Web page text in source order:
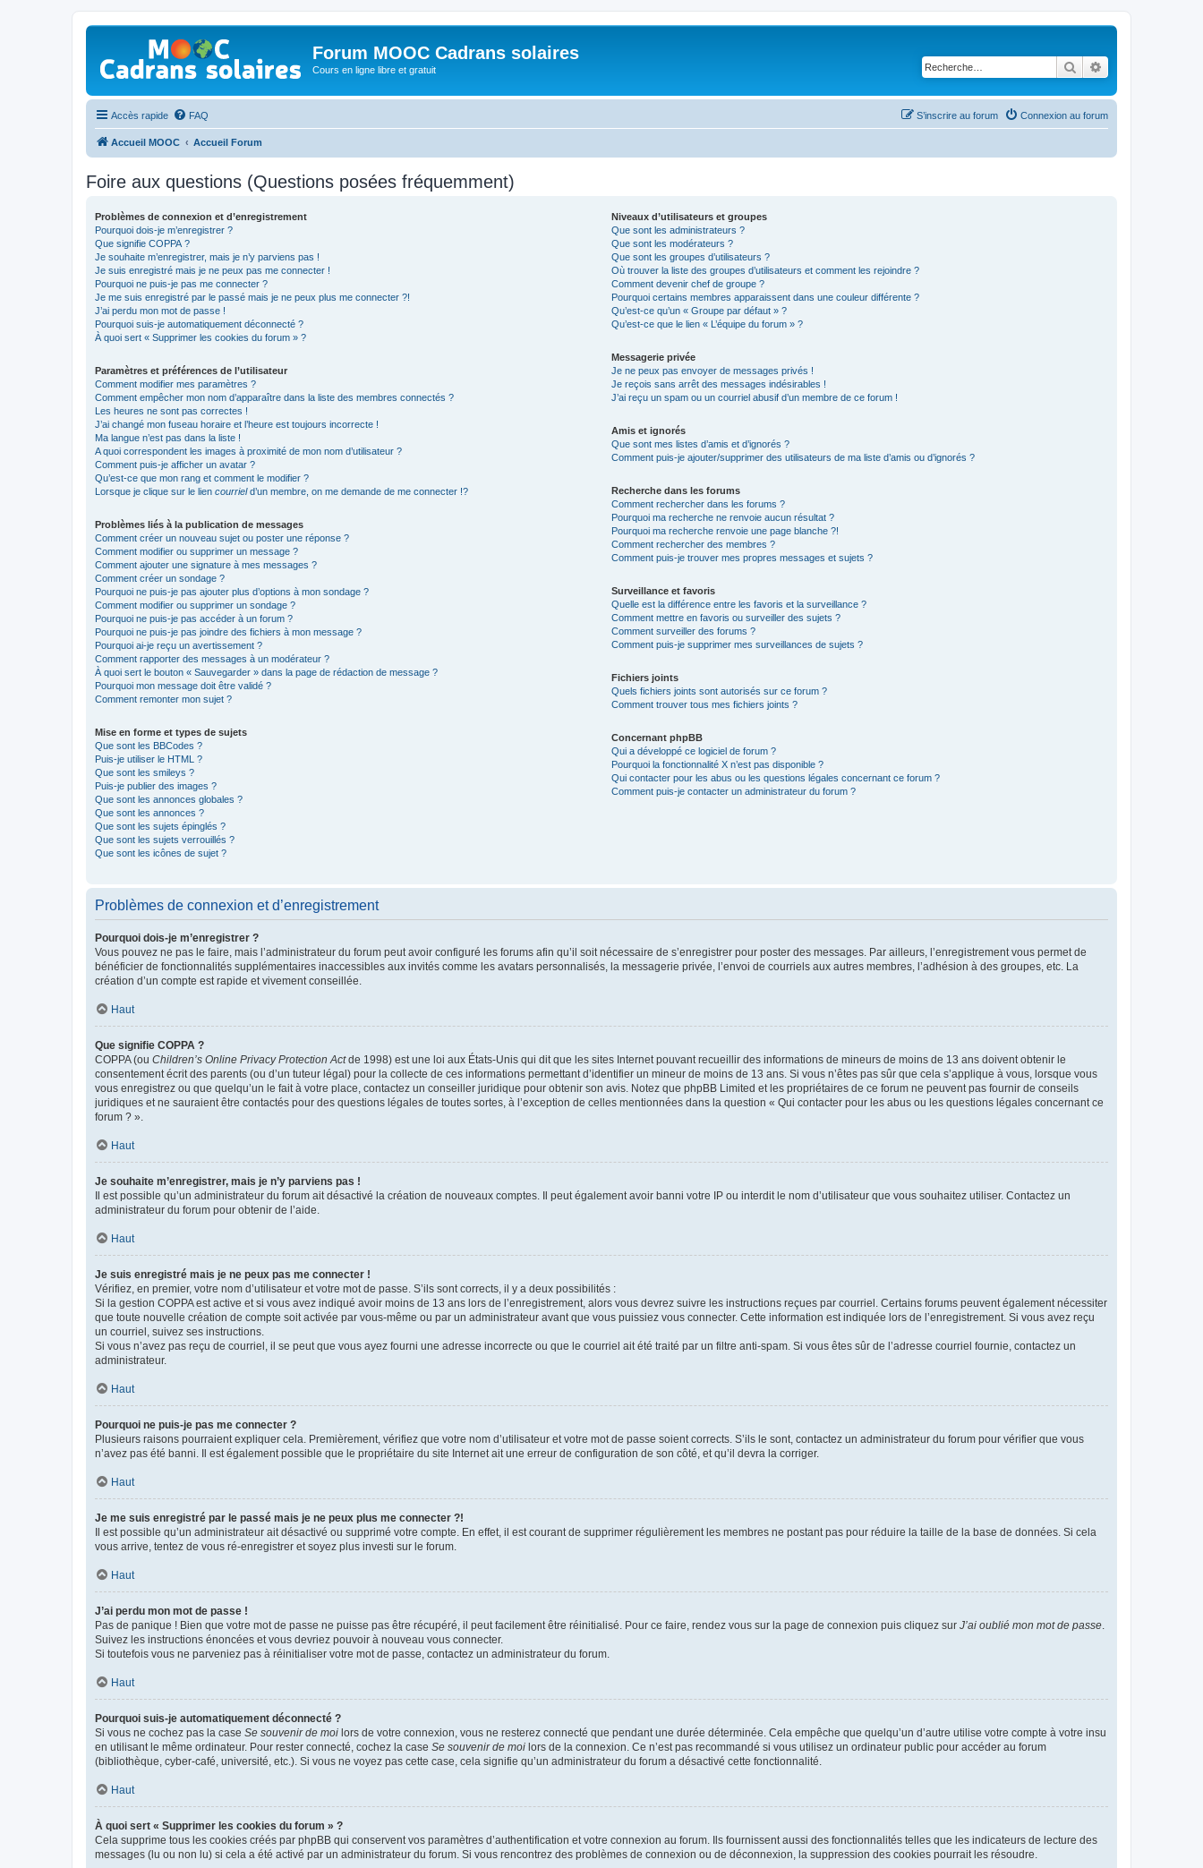
Forum MOOC Cadrans solaires
Cours en ligne libre et gratuit Rechercher
Accès rapide FAQ Connexion au forum
S’inscrire au forum
Accueil MOOC Accueil Forum
Foire aux questions (Questions posées fréquemment)
Problèmes de connexion et d’enregistrement
Pourquoi dois-je m’enregistrer ?
Que signifie COPPA ?
Je souhaite m’enregistrer, mais je n’y parviens pas !
Je suis enregistré mais je ne peux pas me connecter !
Pourquoi ne puis-je pas me connecter ?
Je me suis enregistré par le passé mais je ne peux plus me connecter ?!
J’ai perdu mon mot de passe !
Pourquoi suis-je automatiquement déconnecté ?
À quoi sert « Supprimer les cookies du forum » ?
Paramètres et préférences de l’utilisateur
Comment modifier mes paramètres ?
Comment empêcher mon nom d’apparaître dans la liste des membres connectés ?
Les heures ne sont pas correctes !
J’ai changé mon fuseau horaire et l’heure est toujours incorrecte !
Ma langue n’est pas dans la liste !
A quoi correspondent les images à proximité de mon nom d’utilisateur ?
Comment puis-je afficher un avatar ?
Qu’est-ce que mon rang et comment le modifier ?
Lorsque je clique sur le lien courrield’un membre, on me demande de me connecter !?
Problèmes liés à la publication de messages
Comment créer un nouveau sujet ou poster une réponse ?
Comment modifier ou supprimer un message ?
Comment ajouter une signature à mes messages ?
Comment créer un sondage ?
Pourquoi ne puis-je pas ajouter plus d’options à mon sondage ?
Comment modifier ou supprimer un sondage ?
Pourquoi ne puis-je pas accéder à un forum ?
Pourquoi ne puis-je pas joindre des fichiers à mon message ?
Pourquoi ai-je reçu un avertissement ?
Comment rapporter des messages à un modérateur ?
À quoi sert le bouton « Sauvegarder » dans la page de rédaction de message ?
Pourquoi mon message doit être validé ?
Comment remonter mon sujet ?
Mise en forme et types de sujets
Que sont les BBCodes ?
Puis-je utiliser le HTML ?
Que sont les smileys ?
Puis-je publier des images ?
Que sont les annonces globales ?
Que sont les annonces ?
Que sont les sujets épinglés ?
Que sont les sujets verrouillés ?
Que sont les icônes de sujet ?
Niveaux d’utilisateurs et groupes
Que sont les administrateurs ?
Que sont les modérateurs ?
Que sont les groupes d’utilisateurs ?
Où trouver la liste des groupes d’utilisateurs et comment les rejoindre ?
Comment devenir chef de groupe ?
Pourquoi certains membres apparaissent dans une couleur différente ?
Qu’est-ce qu’un « Groupe par défaut » ?
Qu’est-ce que le lien « L’équipe du forum » ?
Messagerie privée
Je ne peux pas envoyer de messages privés !
Je reçois sans arrêt des messages indésirables !
J’ai reçu un spam ou un courriel abusif d’un membre de ce forum !
Amis et ignorés
Que sont mes listes d’amis et d’ignorés ?
Comment puis-je ajouter/supprimer des utilisateurs de ma liste d’amis ou d’ignorés ?
Recherche dans les forums
Comment rechercher dans les forums ?
Pourquoi ma recherche ne renvoie aucun résultat ?
Pourquoi ma recherche renvoie une page blanche ?!
Comment rechercher des membres ?
Comment puis-je trouver mes propres messages et sujets ?
Surveillance et favoris
Quelle est la différence entre les favoris et la surveillance ?
Comment mettre en favoris ou surveiller des sujets ?
Comment surveiller des forums ?
Comment puis-je supprimer mes surveillances de sujets ?
Fichiers joints
Quels fichiers joints sont autorisés sur ce forum ?
Comment trouver tous mes fichiers joints ?
Concernant phpBB
Qui a développé ce logiciel de forum ?
Pourquoi la fonctionnalité X n’est pas disponible ?
Qui contacter pour les abus ou les questions légales concernant ce forum ?
Comment puis-je contacter un administrateur du forum ?
Problèmes de connexion et d’enregistrement
Pourquoi dois-je m’enregistrer ?
Vous pouvez ne pas le faire, mais l’administrateur du forum peut avoir configuré les forums afin qu’il soit nécessaire de s’enregistrer pour poster des messages. Par ailleurs, l’enregistrement vous permet de
bénéficier de fonctionnalités supplémentaires inaccessibles aux invités comme les avatars personnalisés, la messagerie privée, l’envoi de courriels aux autres membres, l’adhésion à des groupes, etc. La
création d’un compte est rapide et vivement conseillée.
Haut
Que signifie COPPA ?
COPPA (ou Children’s Online Privacy Protection Actde 1998) est une loi aux États-Unis qui dit que les sites Internet pouvant recueillir des informations de mineurs de moins de 13 ans doivent obtenir le
consentement écrit des parents (ou d’un tuteur légal) pour la collecte de ces informations permettant d’identifier un mineur de moins de 13 ans. Si vous n’êtes pas sûr que cela s’applique à vous, lorsque vous
vous enregistrez ou que quelqu’un le fait à votre place, contactez un conseiller juridique pour obtenir son avis. Notez que phpBB Limited et les propriétaires de ce forum ne peuvent pas fournir de conseils
juridiques et ne sauraient être contactés pour des questions légales de toutes sortes, à l’exception de celles mentionnées dans la question « Qui contacter pour les abus ou les questions légales concernant ce
forum ? ».
Haut
Je souhaite m’enregistrer, mais je n’y parviens pas !
Il est possible qu’un administrateur du forum ait désactivé la création de nouveaux comptes. Il peut également avoir banni votre IP ou interdit le nom d’utilisateur que vous souhaitez utiliser. Contactez un
administrateur du forum pour obtenir de l’aide.
Haut
Je suis enregistré mais je ne peux pas me connecter !
Vérifiez, en premier, votre nom d’utilisateur et votre mot de passe. S’ils sont corrects, il y a deux possibilités :
Si la gestion COPPA est active et si vous avez indiqué avoir moins de 13 ans lors de l’enregistrement, alors vous devrez suivre les instructions reçues par courriel. Certains forums peuvent également nécessiter
que toute nouvelle création de compte soit activée par vous-même ou par un administrateur avant que vous puissiez vous connecter. Cette information est indiquée lors de l’enregistrement. Si vous avez reçu
un courriel, suivez ses instructions.
Si vous n’avez pas reçu de courriel, il se peut que vous ayez fourni une adresse incorrecte ou que le courriel ait été traité par un filtre anti-spam. Si vous êtes sûr de l’adresse courriel fournie, contactez un
administrateur.
Haut
Pourquoi ne puis-je pas me connecter ?
Plusieurs raisons pourraient expliquer cela. Premièrement, vérifiez que votre nom d’utilisateur et votre mot de passe soient corrects. S’ils le sont, contactez un administrateur du forum pour vérifier que vous
n’avez pas été banni. Il est également possible que le propriétaire du site Internet ait une erreur de configuration de son côté, et qu’il devra la corriger.
Haut
Je me suis enregistré par le passé mais je ne peux plus me connecter ?!
Il est possible qu’un administrateur ait désactivé ou supprimé votre compte. En effet, il est courant de supprimer régulièrement les membres ne postant pas pour réduire la taille de la base de données. Si cela
vous arrive, tentez de vous ré-enregistrer et soyez plus investi sur le forum.
Haut
J’ai perdu mon mot de passe !
Pas de panique ! Bien que votre mot de passe ne puisse pas être récupéré, il peut facilement être réinitialisé. Pour ce faire, rendez vous sur la page de connexion puis cliquez sur J’ai oublié mon mot de passe
Suivez les instructions énoncées et vous devriez pouvoir à nouveau vous connecter.
Si toutefois vous ne parveniez pas à réinitialiser votre mot de passe, contactez un administrateur du forum.
Haut
Pourquoi suis-je automatiquement déconnecté ?
Si vous ne cochez pas la case Se souvenir de moi lors de votre connexion, vous ne resterez connecté que pendant une durée déterminée. Cela empêche que quelqu’un d’autre utilise votre compte à votre insu
en utilisant le même ordinateur. Pour rester connecté, cochez la case Se souvenir de moi lors de la connexion. Ce n’est pas recommandé si vous utilisez un ordinateur public pour accéder au forum
(bibliothèque, cyber-café, université, etc.). Si vous ne voyez pas cette case, cela signifie qu’un administrateur du forum a désactivé cette fonctionnalité.
Haut
À quoi sert « Supprimer les cookies du forum » ?
Cela supprime tous les cookies créés par phpBB qui conservent vos paramètres d’authentification et votre connexion au forum. Ils fournissent aussi des fonctionnalités telles que les indicateurs de lecture des
messages (lu ou non lu) si cela a été activé par un administrateur du forum. Si vous rencontrez des problèmes de connexion ou de déconnexion, la suppression des cookies pourrait les résoudre.